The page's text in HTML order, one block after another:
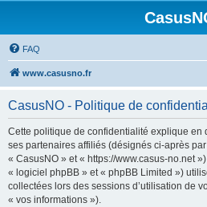
FAQ
www.casusno.fr
CasusNO - Politique de
Cette politique de confidentialité explique en
ses partenaires affiliés (désignés ci-après
« CasusNO » et « https://www.casus-no.net
« logiciel phpBB » et « phpBB Limited »)
collectées lors des sessions d’utilisation de
« vos informations »).